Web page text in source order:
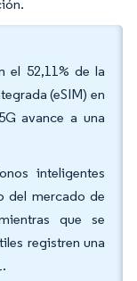
el 52,11% de la
(eSIM) en
avance a una
inteligentes
del mercado de
que se
registren una